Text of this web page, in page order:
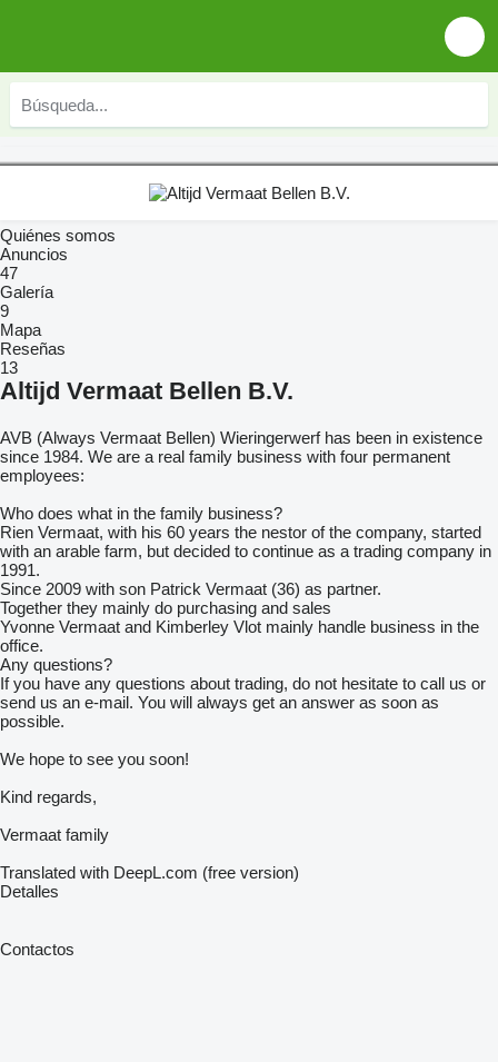
Quiénes somos
Anuncios
47
Galería
9
Mapa
Reseñas
13
Altijd Vermaat Bellen B.V.
AVB (Always Vermaat Bellen) Wieringerwerf has been in existence
since 1984. We are a real family business with four permanent
employees:
Who does what in the family business?
Rien Vermaat, with his 60 years the nestor of the company, started
with an arable farm, but decided to continue as a trading company in
1991.
Since 2009 with son Patrick Vermaat (36) as partner.
Together they mainly do purchasing and sales
Yvonne Vermaat and Kimberley Vlot mainly handle business in the
office.
Any questions?
If you have any questions about trading, do not hesitate to call us or
send us an e-mail. You will always get an answer as soon as
possible.
We hope to see you soon!
Kind regards,
Vermaat family
Translated with DeepL.com (free version)
Detalles
Contactos